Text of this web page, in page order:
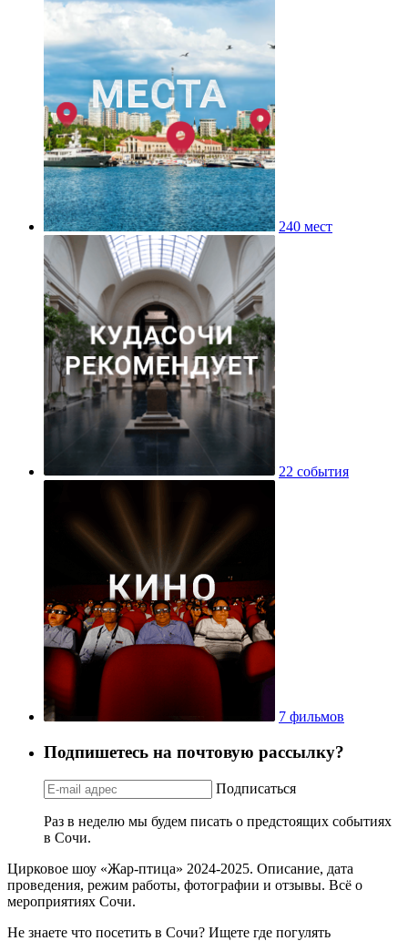
240 мест
22 события
7 фильмов
Подпишетесь на почтовую рассылку?
Подписаться
Раз в неделю мы будем писать о предстоящих событиях
в Сочи.
Цирковое шоу «Жар-птица» 2024-2025. Описание, дата
проведения, режим работы, фотографии и отзывы. Всё о
мероприятиях Сочи.
Не знаете что посетить в Сочи? Ищете где погулять